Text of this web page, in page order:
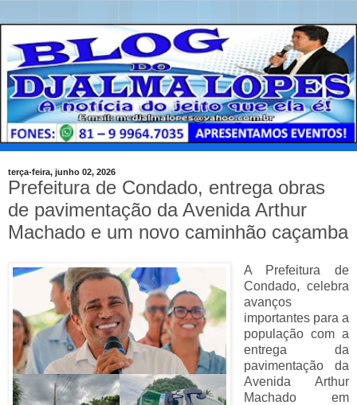
terça-feira, junho 02, 2026
Prefeitura de Condado, entrega obras
de pavimentação da Avenida Arthur
Machado e um novo caminhão caçamba
A Prefeitura de
Condado, celebra
avanços
importantes para a
população com a
entrega da
pavimentação da
Avenida Arthur
Machado em